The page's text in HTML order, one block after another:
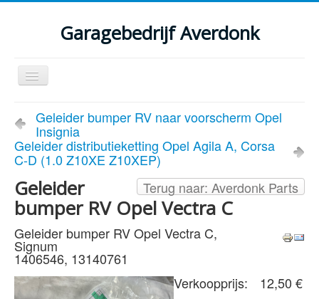
Garagebedrijf Averdonk
Schakelen
navigatie
Welkom
Klassiekers en restauratie verslagen
Diensten
Parts
Occasions
Kenteken gegevens opvragen
Contact
Geleider bumper RV naar voorscherm Opel
Insignia
Geleider distributieketting Opel Agila A, Corsa
C-D (1.0 Z10XE Z10XEP)
Terug naar: Averdonk Parts
Geleider
bumper RV Opel Vectra C
Geleider bumper RV Opel Vectra C,
Signum
1406546, 13140761
Verkoopprijs:
12,50 €